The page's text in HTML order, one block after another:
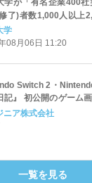
了)者数1,000人以上
1位を獲得！～実就
に伸長、東京の私立
学
08月06日 11:20
Switch 2・
記』 初公開のゲーム
ニア株式会社
一覧を見る